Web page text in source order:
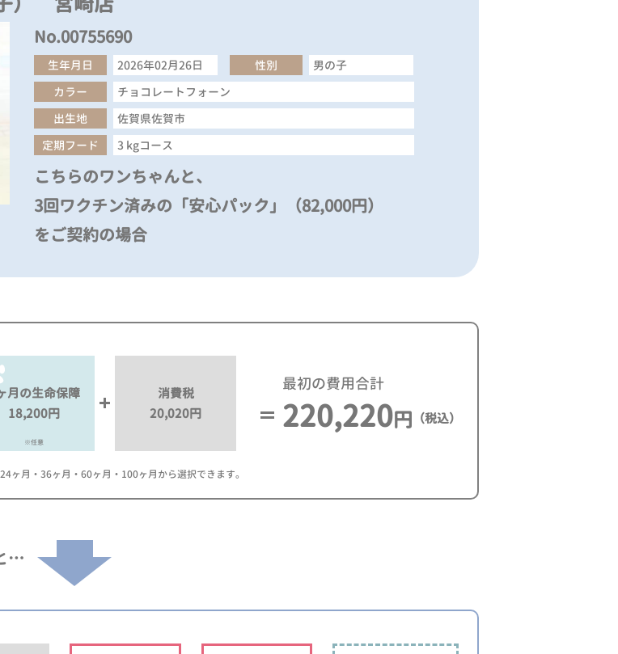
No.00755690
生年月日 2026年02月26日 性別
男の子
カラー
チョコレートフォーン
出生地
佐賀県佐賀市
定期フード
3 kgコース
こちらのワンちゃんと、
3回ワクチン済みの「安心パック」（82,000円）
をご契約の場合
月の生命保障
18,200円
※任意
消費税
20,020円
最初の費用合計
220,220円 （税込）
月・36ヶ月・60ヶ月・100ヶ月から選択できます。
…